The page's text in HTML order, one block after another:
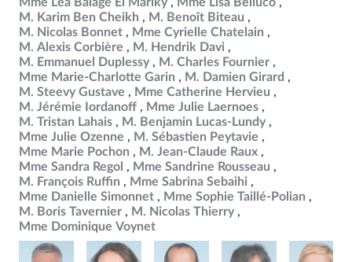
M. Karim Ben Cheikh
M. Benoît Biteau
M. Nicolas Bonnet
Mme Cyrielle Chatelain
M. Alexis Corbière
M. Hendrik Davi
M. Emmanuel Duplessy
M. Charles Fournier
Mme Marie-Charlotte Garin
M. Damien Girard
M. Steevy Gustave
Mme Catherine Hervieu
M. Jérémie Iordanoff
Mme Julie Laernoes
M. Tristan Lahais
M. Benjamin Lucas-Lundy
Mme Julie Ozenne
M. Sébastien Peytavie
Mme Marie Pochon
M. Jean-Claude Raux
Mme Sandra Regol
Mme Sandrine Rousseau
M. François Ruffin
Mme Sabrina Sebaihi
Mme Danielle Simonnet
Mme Sophie Taillé-Polian
M. Boris Tavernier
M. Nicolas Thierry
Mme Dominique Voynet